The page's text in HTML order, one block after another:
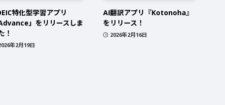
特化型学習アプリ
Advance」をリリースしま
！
年2月19日
AI翻訳アプリ『Kotonoha』
をリリース！
2026年2月16日